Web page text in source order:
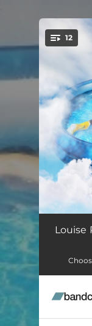
12
Le
Le
Rendez-
Louise